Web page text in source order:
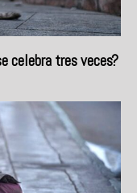
celebra tres veces?